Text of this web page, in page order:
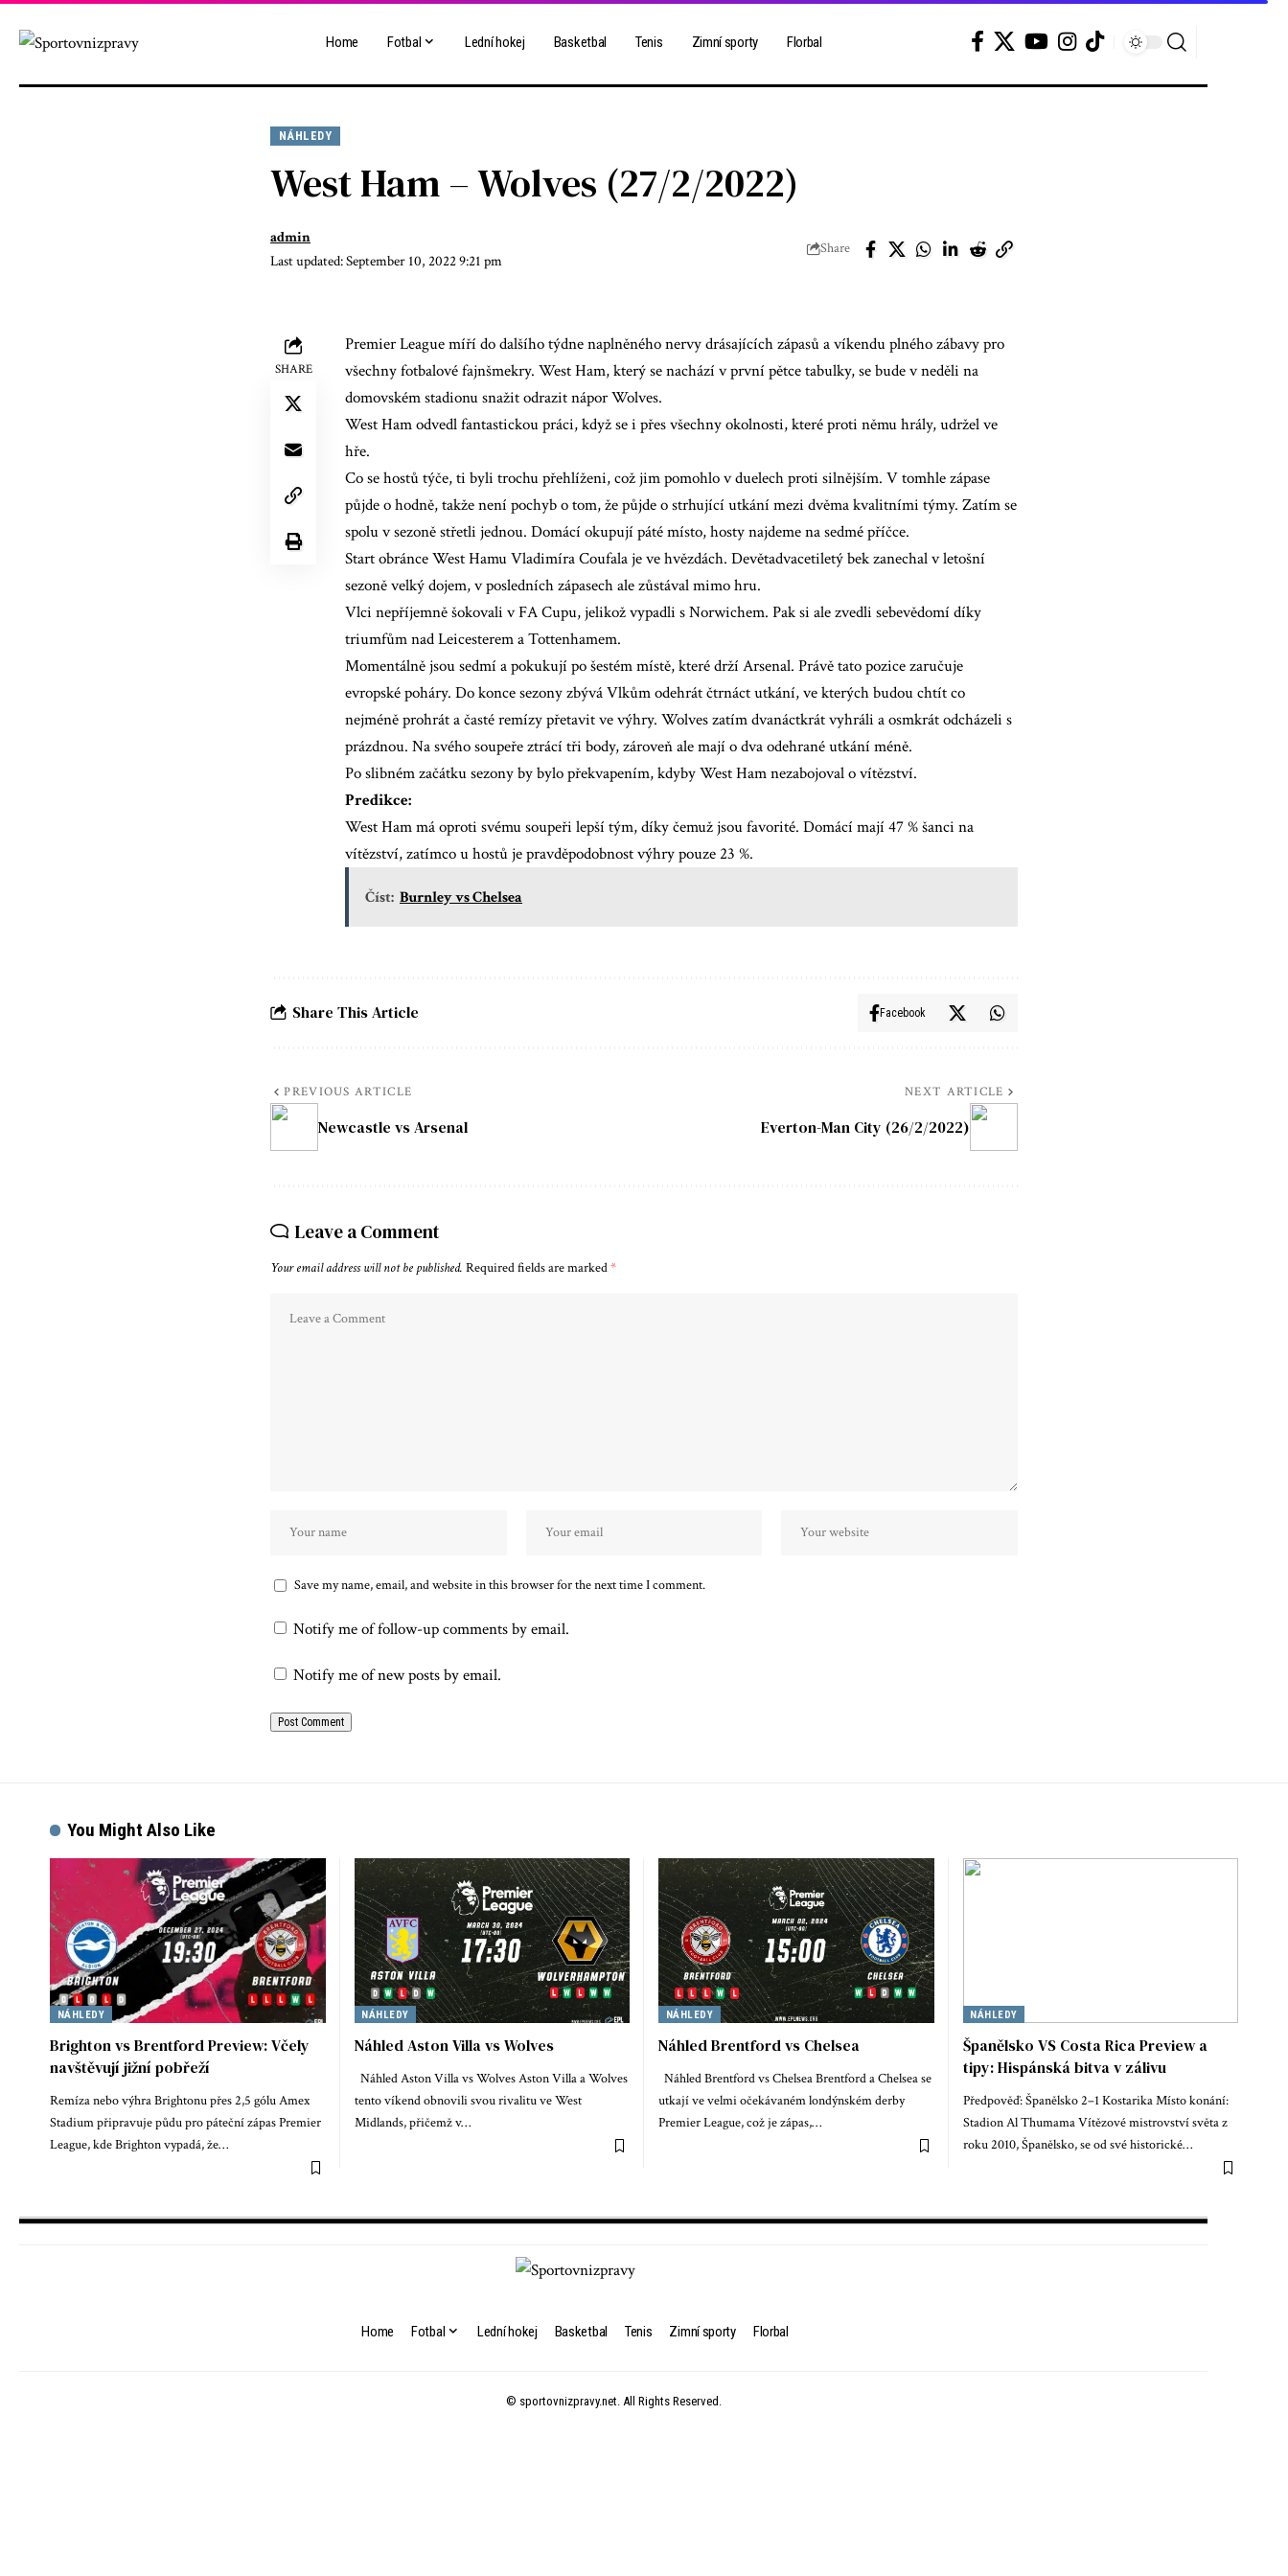
Home Fotbal Lední hokej Basketbal Tenis Zimní sporty Florbal
NÁHLEDY
West Ham – Wolves (27/2/2022)
Last updated: September 10, 2022 9:21 pm
admin
Share
SHARE
Premier League míří do dalšího týdne naplněného nervy drásajících zápasů a víkendu plného zábavy pro
všechny fotbalové fajnšmekry. West Ham, který se nachází v první pětce tabulky, se bude v neděli na
domovském stadionu snažit odrazit nápor Wolves.
West Ham odvedl fantastickou práci, když se i přes všechny okolnosti, které proti němu hrály, udržel ve
hře.
Co se hostů týče, ti byli trochu přehlíženi, což jim pomohlo v duelech proti silnějším. V tomhle zápase
půjde o hodně, takže není pochyb o tom, že půjde o strhující utkání mezi dvěma kvalitními týmy. Zatím se
spolu v sezoně střetli jednou. Domácí okupují páté místo, hosty najdeme na sedmé příčce.
Start obránce West Hamu Vladimíra Coufala je ve hvězdách. Devětadvacetiletý bek zanechal v letošní
sezoně velký dojem, v posledních zápasech ale zůstával mimo hru.
Vlci nepříjemně šokovali v FA Cupu, jelikož vypadli s Norwichem. Pak si ale zvedli sebevědomí díky
triumfům nad Leicesterem a Tottenhamem.
Momentálně jsou sedmí a pokukují po šestém místě, které drží Arsenal. Právě tato pozice zaručuje
evropské poháry. Do konce sezony zbývá Vlkům odehrát čtrnáct utkání, ve kterých budou chtít co
nejméně prohrát a časté remízy přetavit ve výhry. Wolves zatím dvanáctkrát vyhráli a osmkrát odcházeli s
prázdnou. Na svého soupeře ztrácí tři body, zároveň ale mají o dva odehrané utkání méně.
Po slibném začátku sezony by bylo překvapením, kdyby West Ham nezabojoval o vítězství.
Predikce:
West Ham má oproti svému soupeři lepší tým, díky čemuž jsou favorité. Domácí mají 47 % šanci na
vítězství, zatímco u hostů je pravděpodobnost výhry pouze 23 %.
Číst: Burnley vs Chelsea
Share This Article Facebook
PREVIOUS ARTICLE
Newcastle vs Arsenal
NEXT ARTICLE
Everton-Man City (26/2/2022)
Leave a Comment
Your email address will not be published. Required fields are marked*
Save my name, email, and website in this browser for the next time I comment.
Notify me of follow-up comments by email.
Notify me of new posts by email.
You Might Also Like
NÁHLEDY
Brighton vs Brentford Preview: Včely
navštěvují jižní pobřeží
Remíza nebo výhra Brightonu přes 2,5 gólu Amex
Stadium připravuje půdu pro páteční zápas Premier
League, kde Brighton vypadá, že…
NÁHLEDY
Náhled Aston Villa vs Wolves
Náhled Aston Villa vs Wolves Aston Villa a Wolves
tento víkend obnovili svou rivalitu ve West
Midlands, přičemž v…
NÁHLEDY
Náhled Brentford vs Chelsea
Náhled Brentford vs Chelsea Brentford a Chelsea se
utkají ve velmi očekávaném londýnském derby
Premier League, což je zápas,…
NÁHLEDY
Španělsko VS Costa Rica Preview a
tipy: Hispánská bitva v zálivu
Předpověď: Španělsko 2–1 Kostarika Místo konání:
Stadion Al Thumama Vítězové mistrovství světa z
roku 2010, Španělsko, se od své historické…
Home Fotbal Lední hokej Basketbal Tenis Zimní sporty Florbal
© sportovnizpravy.net. All Rights Reserved.